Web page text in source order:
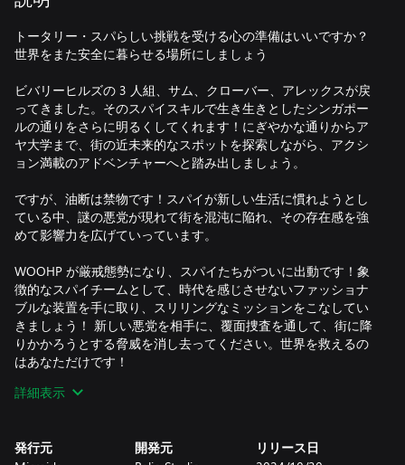
トータリー・スパらしい挑戦を受ける心の準備はいいですか？
世界をまた安全に暮らせる場所にしましょう
ビバリーヒルズの 3 人組、サム、クローバー、アレックスが戻
ってきました。そのスパイスキルで生き生きとしたシンガポー
ルの通りをさらに明るくしてくれます！にぎやかな通りからア
ヤ大学まで、街の近未来的なスポットを探索しながら、アクシ
ョン満載のアドベンチャーへと踏み出しましょう。
ですが、油断は禁物です！スパイが新しい生活に慣れようとし
ている中、謎の悪党が現れて街を混沌に陥れ、その存在感を強
めて影響力を広げていっています。
WOOHP が厳戒態勢になり、スパイたちがついに出動です！象
徴的なスパイチームとして、時代を感じさせないファッショナ
ブルな装置を手に取り、スリリングなミッションをこなしてい
きましょう！ 新しい悪党を相手に、覆面捜査を通して、街に降
りかかろうとする脅威を消し去ってください。世界を救えるの
はあなただけです！
秘密の探索：時間をかけて街の様々な場所を探索しましょう。
とができます！ですが、いつどこで WOOHP に呼び出されるか
詳細表示
発行元 開発元 リリース日